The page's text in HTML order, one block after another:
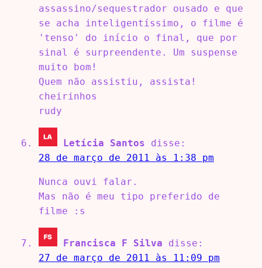
assassino/sequestrador ousado e que
se acha inteligentíssimo, o filme é
'tenso' do início o final, que por
sinal é surpreendente. Um suspense
muito bom!
Quem não assistiu, assista!
cheirinhos
rudy
Letícia Santos
disse:
28 de março de 2011 às 1:38 pm
Nunca ouvi falar.
Mas não é meu tipo preferido de
filme :s
Francisca F Silva
disse:
27 de março de 2011 às 11:09 pm